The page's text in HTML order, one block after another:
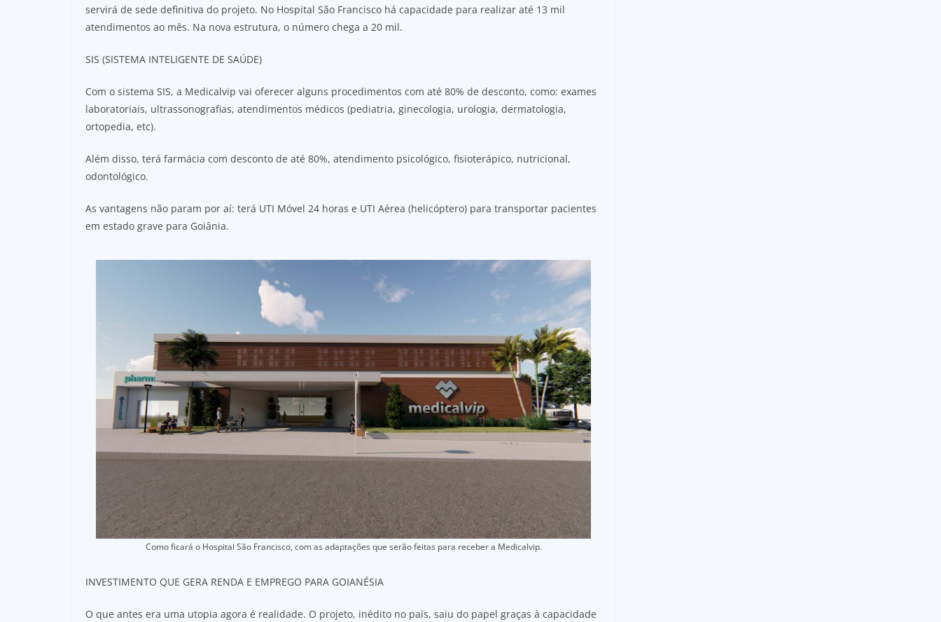
servirá de sede definitiva do projeto. No Hospital São Francisco há capacidade para realizar até 13 mil
atendimentos ao mês. Na nova estrutura, o número chega a 20 mil.
SIS (SISTEMA INTELIGENTE DE SAÚDE)
Com o sistema SIS, a Medicalvip vai oferecer alguns procedimentos com até 80% de desconto, como: exames
laboratoriais, ultrassonografias, atendimentos médicos (pediatria, ginecologia, urologia, dermatologia,
ortopedia, etc).
Além disso, terá farmácia com desconto de até 80%, atendimento psicológico, fisioterápico, nutricional,
odontológico.
As vantagens não param por aí: terá UTI Móvel 24 horas e UTI Aérea (helicóptero) para transportar pacientes
em estado grave para Goiânia.
Como ficará o Hospital São Francisco, com as adaptações que serão feitas para receber a Medicalvip.
INVESTIMENTO QUE GERA RENDA E EMPREGO PARA GOIANÉSIA
O que antes era uma utopia agora é realidade. O projeto, inédito no país, saiu do papel graças à capacidade